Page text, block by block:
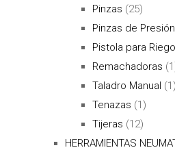
Pinzas (25)
Pinzas de Presión
Pistola para Riego
Remachadoras
Taladro Manual (1)
Tenazas (1)
Tijeras (12)
HERRAMIENTAS